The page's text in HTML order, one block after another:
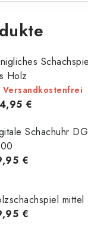
Holz
Versandkostenfrei
€
Schachuhr
€
mittel
€